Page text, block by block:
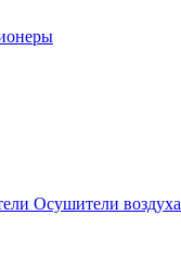
Осушители воздуха